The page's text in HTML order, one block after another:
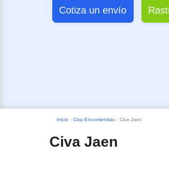
Cotiza un envío
Inicio Civa Encomiendas Civa Jaen
Civa Jaen